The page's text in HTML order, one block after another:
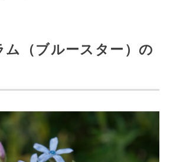
ム（ブルースター）の